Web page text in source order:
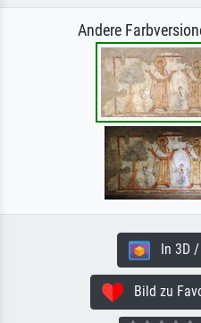
Andere
In 3D /
Bild zu